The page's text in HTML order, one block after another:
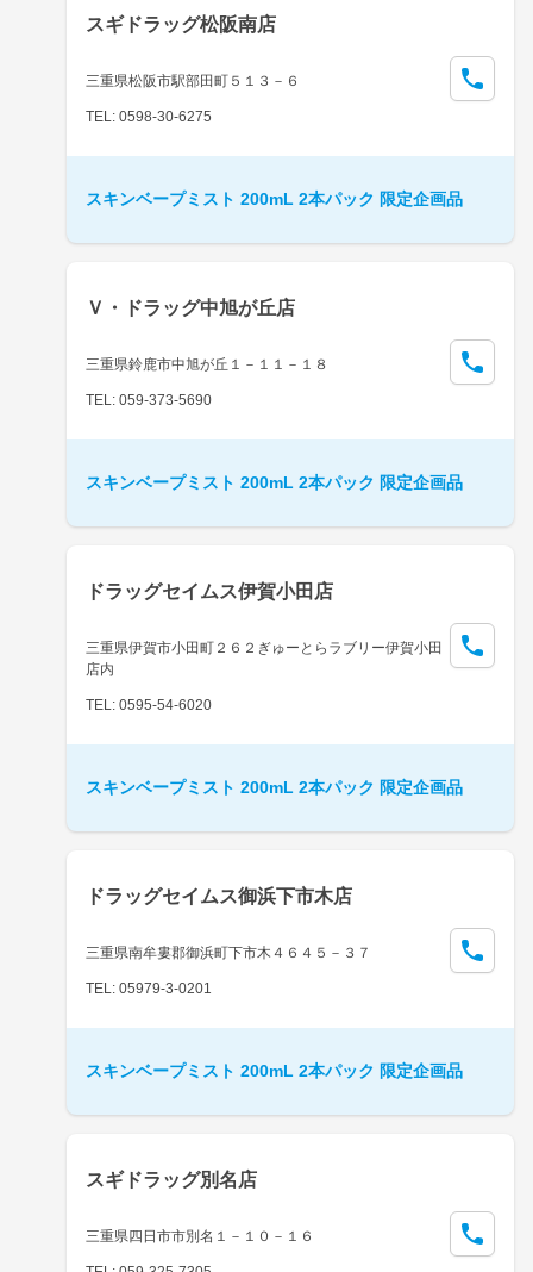
スギドラッグ松阪南店
三重県松阪市駅部田町５１３－６
TEL: 0598-30-6275
スキンベープミスト 200mL 2本パック 限定企画品
Ｖ・ドラッグ中旭が丘店
三重県鈴鹿市中旭が丘１－１１－１８
TEL: 059-373-5690
スキンベープミスト 200mL 2本パック 限定企画品
ドラッグセイムス伊賀小田店
三重県伊賀市小田町２６２ぎゅーとらラブリー伊賀小田
店内
TEL: 0595-54-6020
スキンベープミスト 200mL 2本パック 限定企画品
ドラッグセイムス御浜下市木店
三重県南牟婁郡御浜町下市木４６４５－３７
TEL: 05979-3-0201
スキンベープミスト 200mL 2本パック 限定企画品
スギドラッグ別名店
三重県四日市市別名１－１０－１６